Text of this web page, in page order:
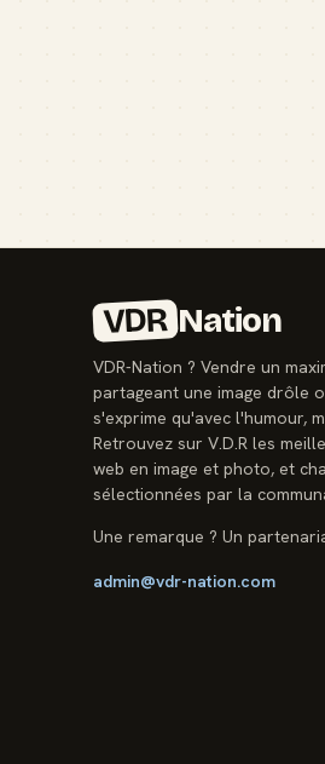
VDR Nation
VDR-Nation ? Vendre un
partageant une image drôle
s'exprime qu'avec l'humour,
Retrouvez sur V.D.R les
web en image et photo, et
sélectionnées par la
Une remarque ? Un
admin@vdr-nation.com